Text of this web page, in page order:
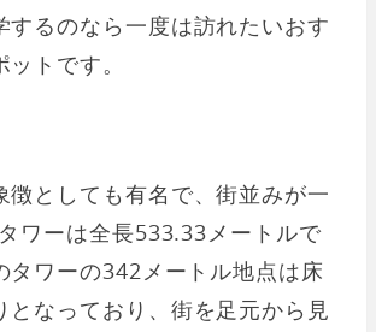
するのなら一度は訪れたいおす
トです。
徴としても有名で、街並みが一
ワーは全長533.33メートルで
タワーの342メートル地点は床
となっており、街を足元から見